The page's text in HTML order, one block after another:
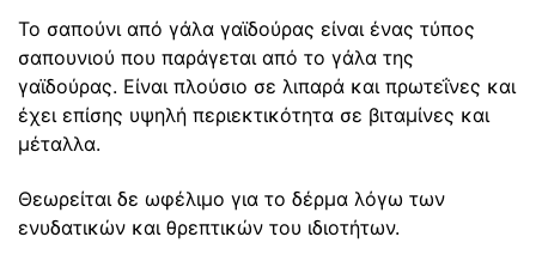
Το σαπούνι από γάλα γαϊδούρας είναι ένας τύπος
σαπουνιού που παράγεται από το γάλα της
γαϊδούρας. Είναι πλούσιο σε λιπαρά και πρωτεΐνες και
έχει επίσης υψηλή περιεκτικότητα σε βιταμίνες και
μέταλλα.
Θεωρείται δε ωφέλιμο για το δέρμα λόγω των
ενυδατικών και θρεπτικών του ιδιοτήτων.